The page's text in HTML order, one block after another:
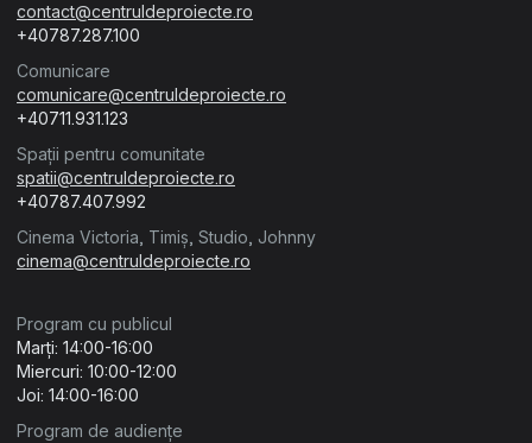
contact@centruldeproiecte.ro
+40787.287.100
Comunicare
comunicare@centruldeproiecte.ro
+40711.931.123
Spații pentru comunitate
spatii@centruldeproiecte.ro
+40787.407.992
Cinema Victoria, Timiș, Studio, Johnny
cinema@centruldeproiecte.ro
Program cu publicul
Marți: 14:00-16:00
Miercuri: 10:00-12:00
Joi: 14:00-16:00
Program de audiențe